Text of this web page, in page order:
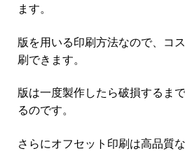
ます。
版を用いる印刷方法なので、コ
刷できます。
版は一度製作したら破損するま
るのです。
さらにオフセット印刷は高品質